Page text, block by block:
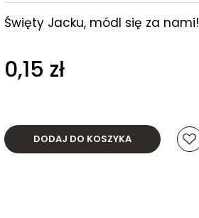
Święty Jacku, módl się za nami!
0,15 zł
DODAJ DO KOSZYKA